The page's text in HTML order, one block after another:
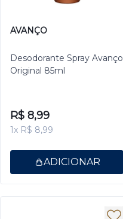
AVANÇO
Desodorante Spray Avanço
Original 85ml
R$ 8,99
1x R$ 8,99
ADICIONAR